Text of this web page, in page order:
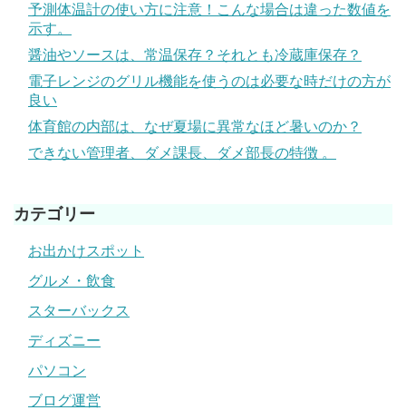
予測体温計の使い方に注意！こんな場合は違った数値を
示す。
醤油やソースは、常温保存？それとも冷蔵庫保存？
電子レンジのグリル機能を使うのは必要な時だけの方が
良い
体育館の内部は、なぜ夏場に異常なほど暑いのか？
できない管理者、ダメ課長、ダメ部長の特徴 。
カテゴリー
お出かけスポット
グルメ・飲食
スターバックス
ディズニー
パソコン
ブログ運営